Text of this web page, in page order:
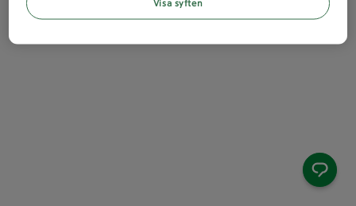
Visa syften